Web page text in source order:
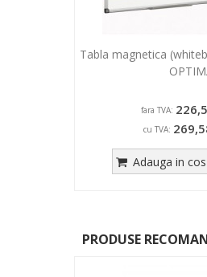
Tabla magnetica
fara TVA:
cu TVA:
Adauga in cos
PRODUSE